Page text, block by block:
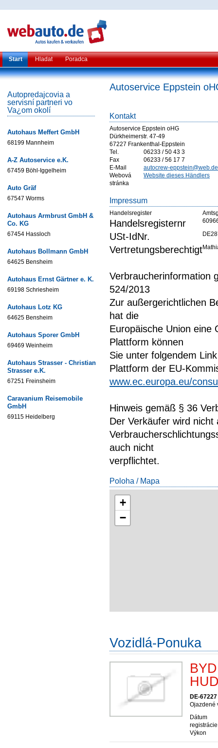
Start Hladat Poradca
Autopredajcovia a
servisní partneri vo
Va¿om okolí
Autohaus Meffert GmbH
68199 Mannheim
A-Z Autoservice e.K.
67459 Böhl-Iggelheim
Auto Gräf
67547 Worms
Autohaus Armbrust GmbH &
Co. KG
67454 Hassloch
Autohaus Bollmann GmbH
64625 Bensheim
Autohaus Ernst Gärtner e. K.
69198 Schriesheim
Autohaus Lotz KG
64625 Bensheim
Autohaus Sporer GmbH
69469 Weinheim
Autohaus Strasser - Christian
Strasser e.K.
67251 Freinsheim
Caravanium Reisemobile
GmbH
69115 Heidelberg
Autoservice Eppstein
Kontakt
Autoservice Eppstein oHG
Dürkheimerstr. 47-49
67227 Frankenthal-Eppstein
Tel.
06233 / 50 43 3
Fax
06233 / 56 17 7
E-Mail
autocrew-eppstein@web.de
Webová
stránka
Website dieses Händlers
Impressum
Handelsregister
Handelsregisternr
USt-IdNr.
Vertretungsberechtigt
Verbraucherinformation
524/2013
Zur außergerichtlichen
hat die
Europäische Union
Plattform können
Sie unter folgendem
Plattform der EU-
www.ec.europa.eu/
Hinweis gemäß § 36
Der Verkäufer wird
auch nicht
verpflichtet.
Poloha / Mapa
+
−
Vozidlá-Ponuka
DE-
Ojazdené
Dátum
registrácie
Výkon